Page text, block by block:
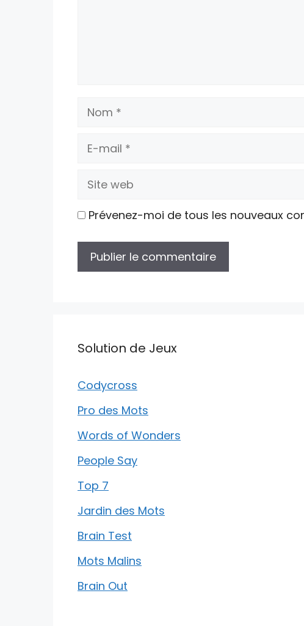
Nom
E-
Site
Prévenez-moi de tous les nouveaux
Solution de Jeux
Codycross
Pro des Mots
Words of Wonders
People Say
Top 7
Jardin des Mots
Brain Test
Mots Malins
Brain Out